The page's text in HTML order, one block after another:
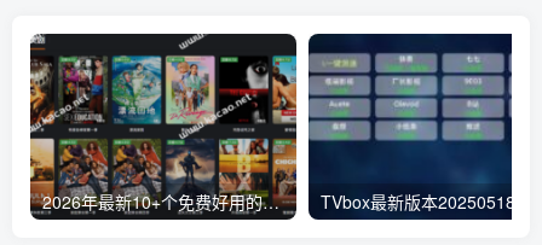
2026年最新10+个免费好用的视频电影网站-免VIP一网打尽，持续更新